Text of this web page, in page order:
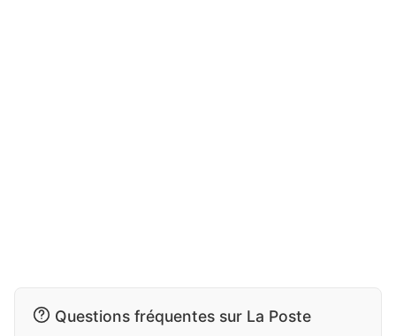
Questions fréquentes sur La Poste